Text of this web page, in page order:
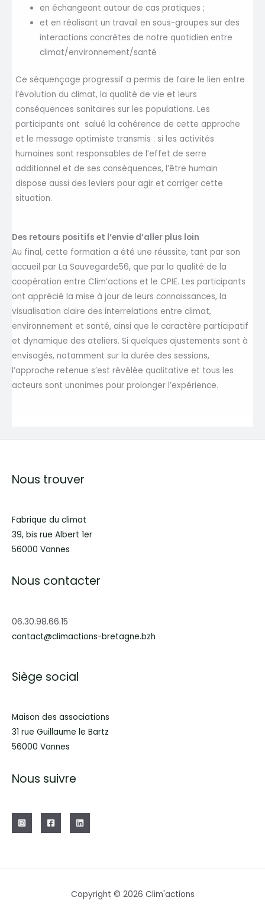
en échangeant autour de cas pratiques ;
et en réalisant un travail en sous-groupes sur des
interactions concrètes de notre quotidien entre
climat/environnement/santé
Ce séquençage progressif a permis de faire le lien entre
l’évolution du climat, la qualité de vie et leurs
conséquences sanitaires sur les populations. Les
participants ont salué la cohérence de cette approche
et le message optimiste transmis : si les activités
humaines sont responsables de l’effet de serre
additionnel et de ses conséquences, l’être humain
dispose aussi des leviers pour agir et corriger cette
situation.
Des retours positifs et l’envie d’aller plus loin
Au final, cette formation a été une réussite, tant par son
accueil par La Sauvegarde56, que par la qualité de la
coopération entre Clim’actions et le CPIE. Les participants
ont apprécié la mise à jour de leurs connaissances, la
visualisation claire des interrelations entre climat,
environnement et santé, ainsi que le caractère participatif
et dynamique des ateliers. Si quelques ajustements sont à
envisagés, notamment sur la durée des sessions,
l’approche retenue s’est révélée qualitative et tous les
acteurs sont unanimes pour prolonger l’expérience.
Nous trouver
Fabrique du climat
39, bis rue Albert 1er
56000 Vannes
Nous contacter
06.30.98.66.15
contact@climactions-bretagne.bzh
Siège social
Maison des associations
31 rue Guillaume le Bartz
56000 Vannes
Nous suivre
Copyright © 2026 Clim'actions